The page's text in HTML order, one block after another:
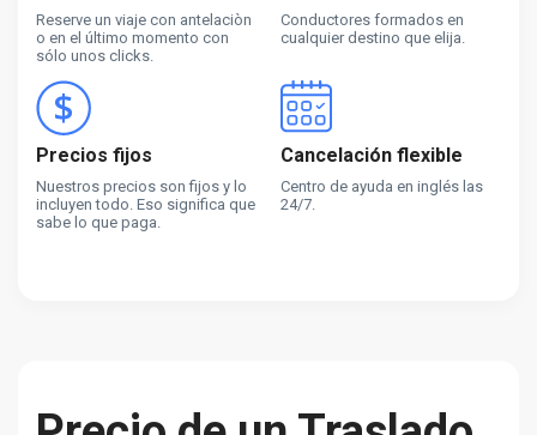
Reserve un viaje con antelaciòn
o en el último momento con
sólo unos clicks.
Conductores formados en
cualquier destino que elija.
Precios fijos
Nuestros precios son fijos y lo
incluyen todo. Eso significa que
sabe lo que paga.
Cancelación flexible
Centro de ayuda en inglés las
24/7.